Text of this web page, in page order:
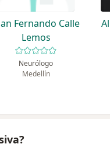
Fernando Calle
Lemos
Neurólogo
Medellín